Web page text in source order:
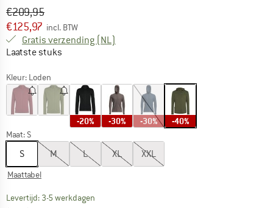
Oorspronkelijke prijs :
€209,95
Prijs:
€125,97 incl. BTW
Gratis verzending (NL)
Laatste stuks
Kleur: Loden
-20% -30% -30% -40%
Maat: S
S M L XL XXL
Maattabel
Levertijd: 3-5 werkdagen